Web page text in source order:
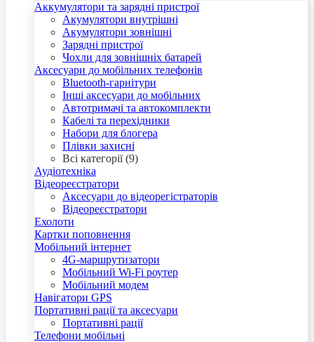
Аккумулятори та зарядні пристрої
Акумулятори внутрішні
Акумулятори зовнішні
Зарядні пристрої
Чохли для зовнішніх батарей
Аксесуари до мобільних телефонів
Bluetooth-гарнітури
Інші аксесуари до мобільних
Автотримачі та автокомплекти
Кабелі та перехідники
Набори для блогера
Плівки захисні
Всі категорії (9)
Аудіотехніка
Відеореєстратори
Аксесуари до відеорегістраторів
Відеореєстратори
Ехолоти
Картки поповнення
Мобільний інтернет
4G-маршрутизатори
Мобільний Wi-Fi роутер
Мобільний модем
Навігатори GPS
Портативні рації та аксесуари
Портативні рації
Телефони мобільні